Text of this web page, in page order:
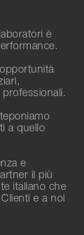
è
professionali.
a quello
e
il più
italiano che
e a noi